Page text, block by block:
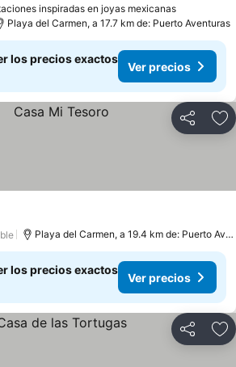
inspiradas en joyas mexicanas
Playa del Carmen, a 17.7 km de: Puerto Aventuras
los precios exactos
Ver precios
Compartir
Playa del Carmen, a 19.4 km de: Puerto Aventuras
los precios exactos
Ver precios
Compartir